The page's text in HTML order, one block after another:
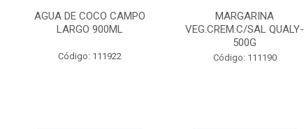
AGUA DE COCO CAMPO
LARGO 900ML
Código: 111922
MARGARINA
VEG.CREM.C/SAL QUALY-
500G
Código: 111190